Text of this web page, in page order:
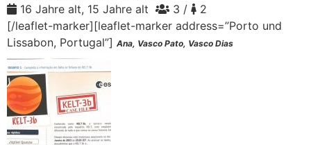
16 Jahre alt, 15 Jahre alt
3 /
2
[/leaflet-marker][leaflet-marker address=”Porto und
Lissabon, Portugal”] Ana, Vasco Pato, Vasco Dias